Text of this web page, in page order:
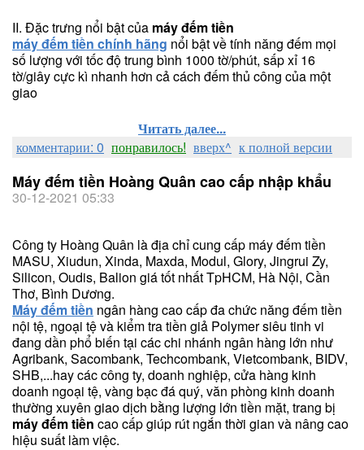
II. Đặc trưng nổi bật của máy đếm tiền
máy đếm tiền chính hãng nổi bật về tính năng đếm mọi
số lượng với tốc độ trung bình 1000 tờ/phút, sấp xỉ 16
tờ/giây cực kì nhanh hơn cả cách đếm thủ công của một
giao
Читать далее...
комментарии: 0 понравилось! вверх^ к полной версии
Máy đếm tiền Hoàng Quân cao cấp nhập khẩu
30-12-2021 05:33
Công ty Hoàng Quân là địa chỉ cung cấp máy đếm tiền
MASU, Xiudun, Xinda, Maxda, Modul, Glory, Jingrui Zy,
Silicon, Oudis, Balion giá tốt nhất TpHCM, Hà Nội, Cần
Thơ, Bình Dương.
Máy đếm tiền ngân hàng cao cấp đa chức năng đếm tiền
nội tệ, ngoại tệ và kiểm tra tiền giả Polymer siêu tinh vi
đang dần phổ biến tại các chi nhánh ngân hàng lớn như
Agribank, Sacombank, Techcombank, Vietcombank, BIDV,
SHB,...hay các công ty, doanh nghiệp, cửa hàng kinh
doanh ngoại tệ, vàng bạc đá quý, văn phòng kinh doanh
thường xuyên giao dịch bằng lượng lớn tiền mặt, trang bị
máy đếm tiền cao cấp giúp rút ngắn thời gian và nâng cao
hiệu suất làm việc.